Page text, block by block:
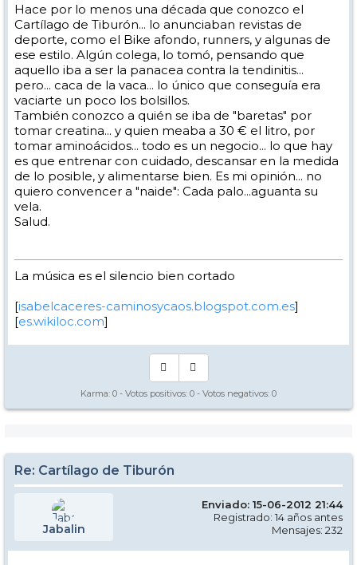
Hace por lo menos una década que conozco el
Cartílago de Tiburón... lo anunciaban revistas de
deporte, como el Bike afondo, runners, y algunas de
ese estilo. Algún colega, lo tomó, pensando que
aquello iba a ser la panacea contra la tendinitis...
pero... caca de la vaca... lo único que conseguía era
vaciarte un poco los bolsillos.
También conozco a quién se iba de "baretas" por
tomar creatina... y quien meaba a 30 € el litro, por
tomar aminoácidos... todo es un negocio... lo que hay
es que entrenar con cuidado, descansar en la medida
de lo posible, y alimentarse bien. Es mi opinión... no
quiero convencer a "naide": Cada palo...aguanta su
vela.
Salud.
La música es el silencio bien cortado
[isabelcaceres-caminosycaos.blogspot.com.es]
[es.wikiloc.com]
Karma: 0 - Votos positivos: 0 - Votos negativos: 0
Re: Cartílago de Tiburón
Jabalin
Enviado: 15-06-2012 21:44
Registrado: 14 años antes
Mensajes: 232